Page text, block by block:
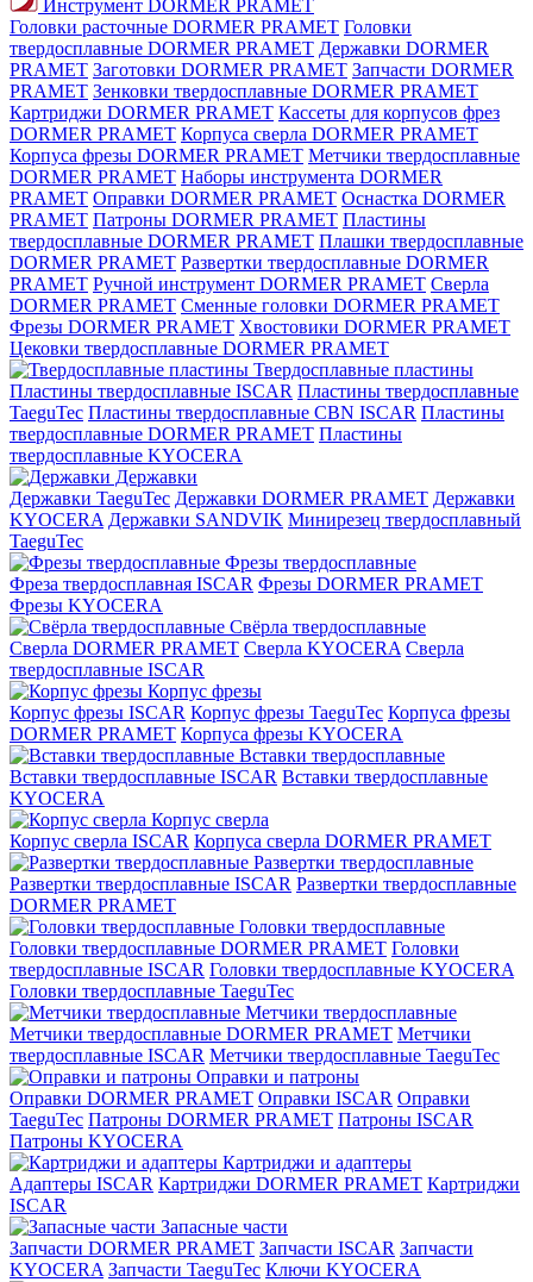
Инструмент DORMER PRAMET
Головки расточные DORMER PRAMET Головки
твердосплавные DORMER PRAMET Державки DORMER
PRAMET Заготовки DORMER PRAMET Запчасти DORMER
PRAMET Зенковки твердосплавные DORMER PRAMET
Картриджи DORMER PRAMET Кассеты для корпусов фрез
DORMER PRAMET Корпуса сверла DORMER PRAMET
Корпуса фрезы DORMER PRAMET Метчики твердосплавные
DORMER PRAMET Наборы инструмента DORMER
PRAMET Оправки DORMER PRAMET Оснастка DORMER
PRAMET Патроны DORMER PRAMET Пластины
твердосплавные DORMER PRAMET Плашки твердосплавные
DORMER PRAMET Развертки твердосплавные DORMER
PRAMET Ручной инструмент DORMER PRAMET Сверла
DORMER PRAMET Сменные головки DORMER PRAMET
Фрезы DORMER PRAMET Хвостовики DORMER PRAMET
Цековки твердосплавные DORMER PRAMET
Твердосплавные пластины
Пластины твердосплавные ISCAR Пластины твердосплавные
TaeguTec Пластины твердосплавные CBN ISCAR Пластины
твердосплавные DORMER PRAMET Пластины
твердосплавные KYOCERA
Державки
Державки TaeguTec Державки DORMER PRAMET Державки
KYOCERA Державки SANDVIK Минирезец твердосплавный
TaeguTec
Фрезы твердосплавные
Фреза твердосплавная ISCAR Фрезы DORMER PRAMET
Фрезы KYOCERA
Свёрла твердосплавные
Сверла DORMER PRAMET Сверла KYOCERA Сверла
твердосплавные ISCAR
Корпус фрезы
Корпус фрезы ISCAR Корпус фрезы TaeguTec Корпуса фрезы
DORMER PRAMET Корпуса фрезы KYOCERA
Вставки твердосплавные
Вставки твердосплавные ISCAR Вставки твердосплавные
KYOCERA
Корпус сверла
Корпус сверла ISCAR Корпуса сверла DORMER PRAMET
Развертки твердосплавные
Развертки твердосплавные ISCAR Развертки твердосплавные
DORMER PRAMET
Головки твердосплавные
Головки твердосплавные DORMER PRAMET Головки
твердосплавные ISCAR Головки твердосплавные KYOCERA
Головки твердосплавные TaeguTec
Метчики твердосплавные
Метчики твердосплавные DORMER PRAMET Метчики
твердосплавные ISCAR Метчики твердосплавные TaeguTec
Оправки и патроны
Оправки DORMER PRAMET Оправки ISCAR Оправки
TaeguTec Патроны DORMER PRAMET Патроны ISCAR
Патроны KYOCERA
Картриджи и адаптеры
Адаптеры ISCAR Картриджи DORMER PRAMET Картриджи
ISCAR
Запасные части
Запчасти DORMER PRAMET Запчасти ISCAR Запчасти
KYOCERA Запчасти TaeguTec Ключи KYOCERA